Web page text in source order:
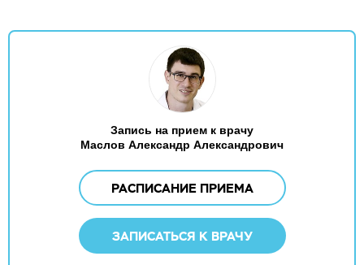
Запись на прием к врачу
Маслов Александр Александрович
РАСПИСАНИЕ ПРИЕМА
ЗАПИСАТЬСЯ К ВРАЧУ